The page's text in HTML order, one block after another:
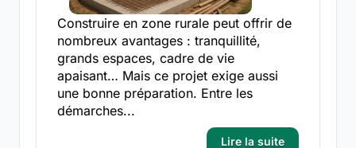
Construire en zone rurale peut offrir de
nombreux avantages : tranquillité,
grands espaces, cadre de vie
apaisant… Mais ce projet exige aussi
une bonne préparation. Entre les
démarches...
Lire la suite